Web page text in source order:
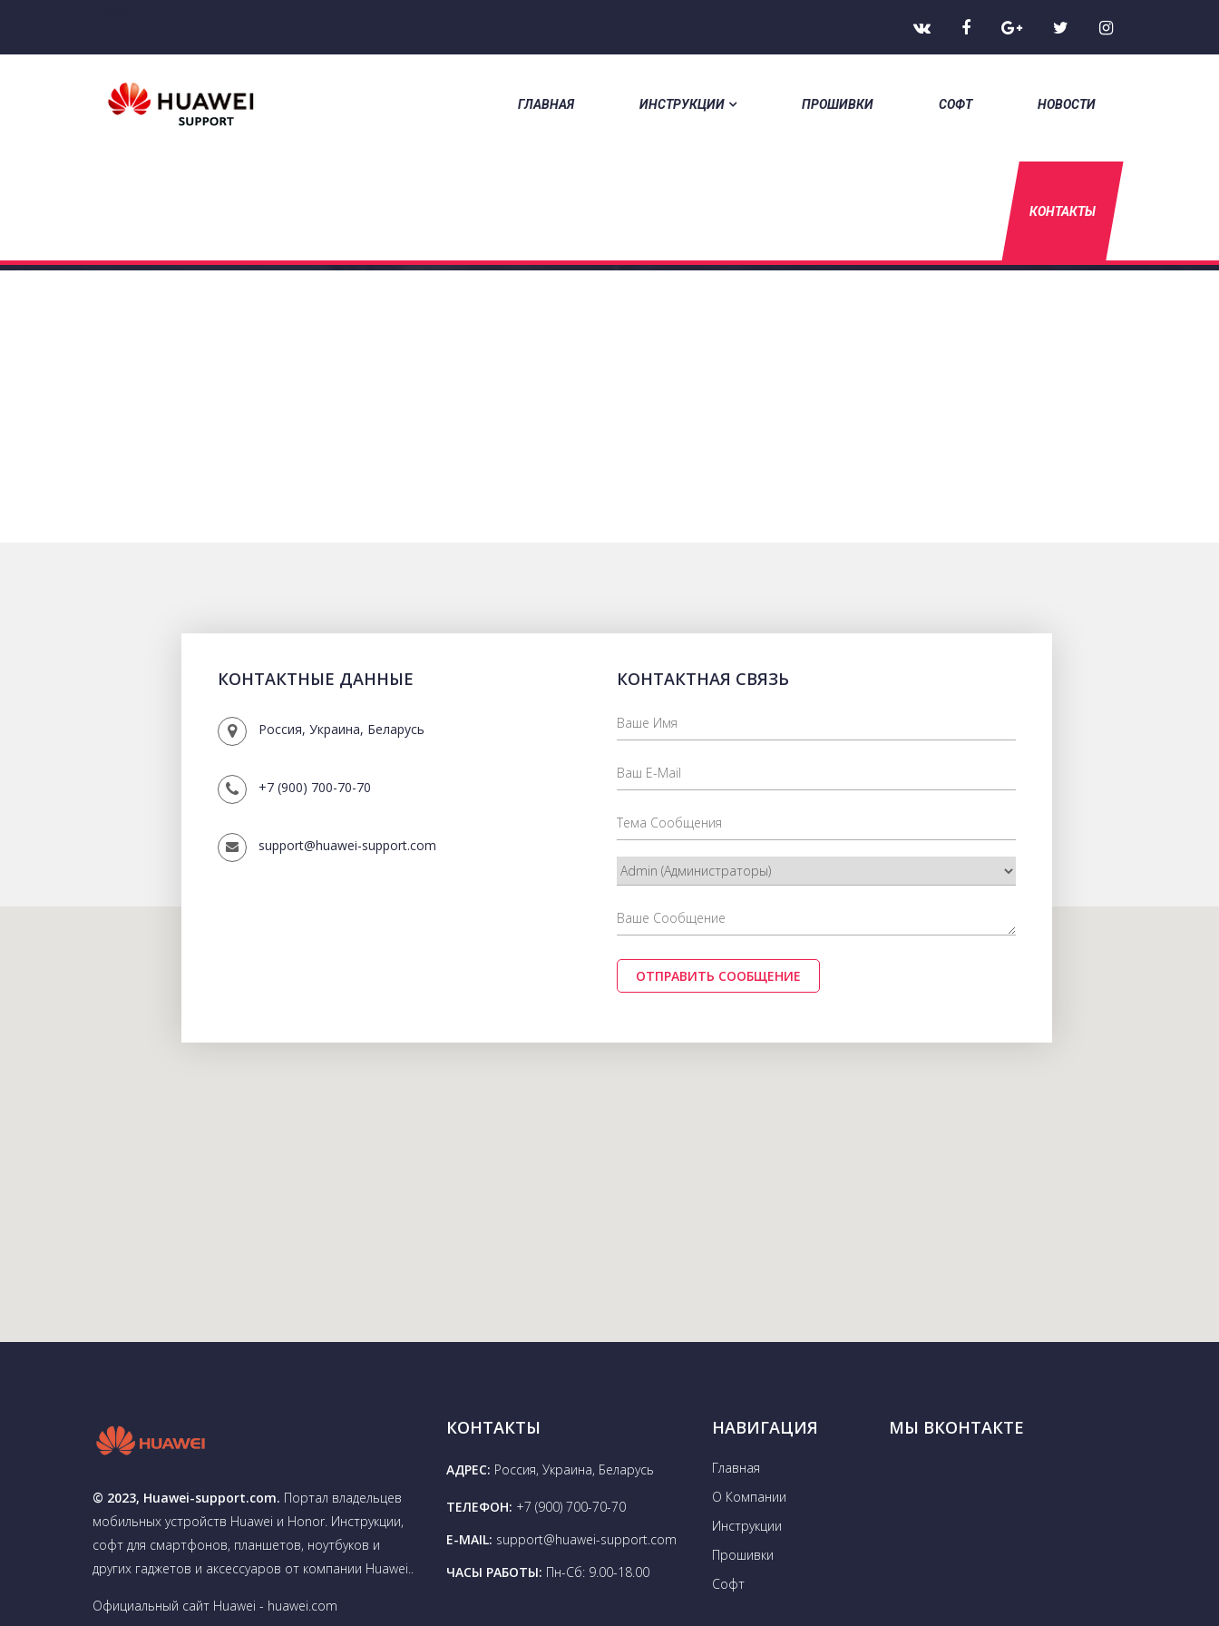
ГЛАВНАЯ ИНСТРУКЦИИ ПРОШИВКИ СОФТ НОВОСТИ
КОНТАКТЫ
НА ГЛАВНУЮ
КОНТАКТНЫЕ ДАННЫЕ
Россия, Украина, Беларусь
+7 (900) 700-70-70
support@huawei-support.com
КОНТАКТНАЯ СВЯЗЬ
ОТПРАВИТЬ СООБЩЕНИЕ
© 2023, Huawei-support.com. Портал владельцев
мобильных устройств Huawei и Honor. Инструкции,
софт для смартфонов, планшетов, ноутбуков и
других гаджетов и аксессуаров от компании Huawei..
Официальный сайт Huawei - huawei.com
КОНТАКТЫ
АДРЕС: Россия, Украина, Беларусь
ТЕЛЕФОН: +7 (900) 700-70-70
E-MAIL: support@huawei-support.com
ЧАСЫ РАБОТЫ: Пн-Сб: 9.00-18.00
НАВИГАЦИЯ
Главная
О Компании
Инструкции
Прошивки
Софт
МЫ ВКОНТАКТЕ